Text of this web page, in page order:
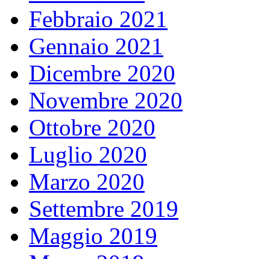
Febbraio 2021
Gennaio 2021
Dicembre 2020
Novembre 2020
Ottobre 2020
Luglio 2020
Marzo 2020
Settembre 2019
Maggio 2019